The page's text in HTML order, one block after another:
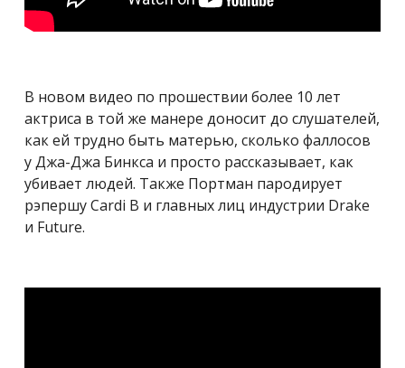
В новом видео по прошествии более 10 лет
актриса в той же манере доносит до слушателей,
как ей трудно быть матерью, сколько фаллосов
у Джа-Джа Бинкса и просто рассказывает, как
убивает людей. Также Портман пародирует
рэпершу Cardi B и главных лиц индустрии Drake
и Future.